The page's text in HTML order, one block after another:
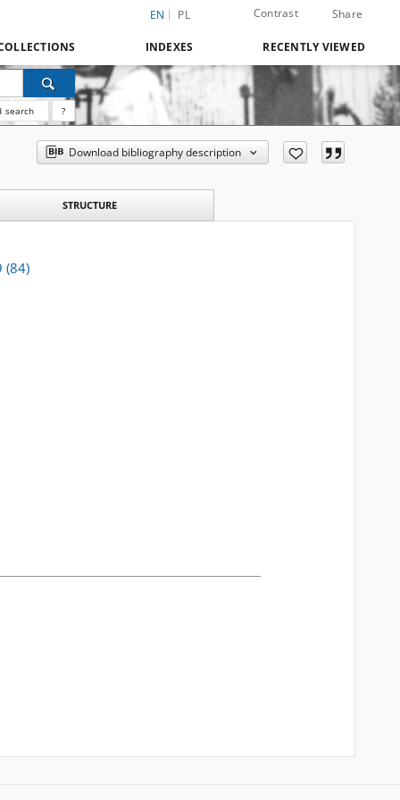
EN PL Contrast Share
INDEXES RECENTLY VIEWED
search ?
Download bibliography description
STRUCTURE
(84)